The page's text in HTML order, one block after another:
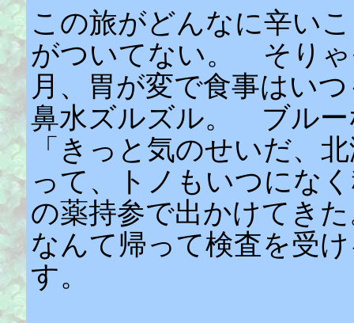
この旅がどんなに辛い
がついてない。 そりゃ
月、胃が変で食事はい
鼻水ズルズル。 ブル
「きっと気のせいだ、
って、トノもいつにな
の薬持参で出かけてき
なんて帰って検査を受
す。